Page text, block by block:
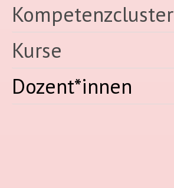
Kompetenzcluster
Kurse
Dozent*innen